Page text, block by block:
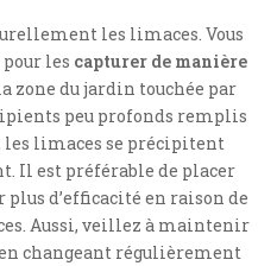
les limaces. Vous
les capturer de manière
zone du jardin touchée par
peu profonds remplis
les limaces se précipitent
Il est préférable de placer
plus d’efficacité en raison de
Aussi, veillez à maintenir
en changeant régulièrement